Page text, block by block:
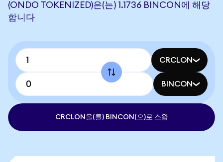
(ONDO TOKENIZED)은(는) 1.1736 BINCON에 해당
합니다
CRCLON
BINCON
CRCLON을(를) BINCON(으)로 스왑